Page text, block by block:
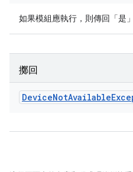
如果模組應執行，則傳回「是
擲回
DeviceNotAvailable